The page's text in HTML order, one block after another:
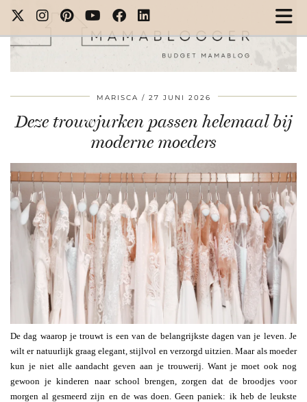
MARISCA 27 JUNI 2026
Deze trouwjurken passen helemaal bij
moderne moeders
De dag waarop je trouwt is een van de belangrijkste dagen van je leven. Je
wilt er natuurlijk graag elegant, stijlvol en verzorgd uitzien. Maar als moeder
kun je niet alle aandacht geven aan je trouwerij. Want je moet ook nog
gewoon je kinderen naar school brengen, zorgen dat de broodjes voor
morgen al gesmeerd zijn en de was doen. Geen paniek: ik heb de leukste